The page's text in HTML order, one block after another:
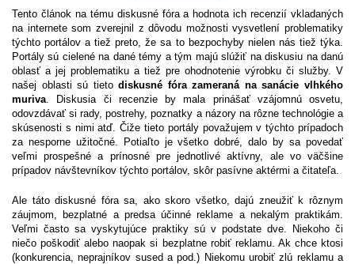
Tento článok na tému diskusné fóra a hodnota ich recenzií vkladaných
na internete som zverejnil z dôvodu možnosti vysvetlení problematiky
týchto portálov a tiež preto, že sa to bezpochyby nielen nás tiež týka.
Portály sú cielené na dané témy a tým majú slúžiť na diskusiu na danú
oblasť a jej problematiku a tiež pre ohodnotenie výrobku či služby. V
našej oblasti sú tietodiskusné fóra zameraná na sanácie vlhkého
muriva. Diskusia či recenzie by mala prinášať vzájomnú osvetu,
odovzdávať si rady, postrehy, poznatky a názory na rôzne technológie a
skúsenosti s nimi atď. Čiže tieto portály považujem v týchto prípadoch
za nesporne užitočné. Potiaľto je všetko dobré, dalo by sa povedať
veľmi prospešné a prínosné pre jednotlivé aktívny, ale vo väčšine
prípadov návštevníkov týchto portálov, skôr pasívne aktérmi a čitateľa.
Ale táto diskusné fóra sa, ako skoro všetko, dajú zneužiť k rôznym
záujmom, bezplatné a predsa účinné reklame a nekalým praktikám.
Veľmi často sa vyskytujúce praktiky sú v podstate dve. Niekoho či
niečo poškodiť alebo naopak si bezplatne robiť reklamu. Ak chce ktosi
(konkurencia, neprajníkov sused a pod.) Niekomu urobiť zlú reklamu a